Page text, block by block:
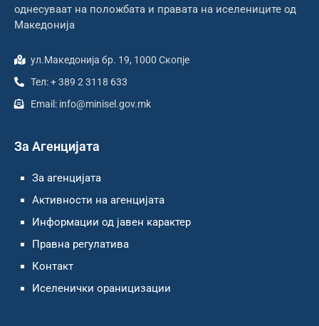
однесуваат на положбата и правата на иселениците од
Македонија
ул.Македонија бр. 19, 1000 Скопје
Тел: + 389 2 3118 633
Email: info@minisel.gov.mk
За Агенцијата
За агенцијата
Активности на агенцијата
Информации од јавен карактер
Правна регулатива
Контакт
Иселенички ораницизации